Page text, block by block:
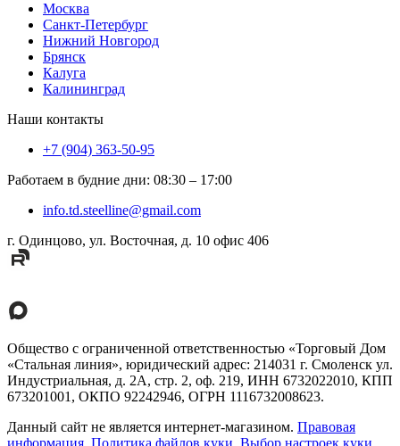
Москва
Санкт-Петербург
Нижний Новгород
Брянск
Калуга
Калининград
Наши контакты
+7 (904) 363-50-95
Работаем в будние дни: 08:30 – 17:00
info.td.steelline@gmail.com
г. Одинцово, ул. Восточная, д. 10 офис 406
Общество с ограниченной ответственностью «Торговый Дом
«Стальная линия», юридический адрес: 214031 г. Смоленск ул.
Индустриальная, д. 2А, стр. 2, оф. 219, ИНН 6732022010, КПП
673201001, ОКПО 92242946, ОГРН 1116732008623.
Данный сайт не является интернет-магазином. Правовая